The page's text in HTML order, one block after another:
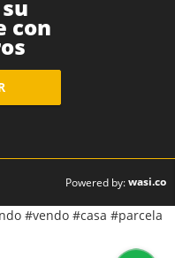
con
Powered by:wasi.co
#vendo #casa #parcela